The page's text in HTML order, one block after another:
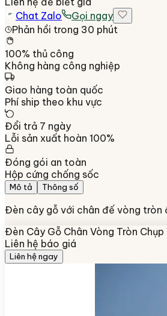
Chat Zalo
Gọi ngay
Phản hồi trong 30 phút
100% thủ công
Không hàng công nghiệp
Giao hàng toàn quốc
Phí ship theo khu vực
Đổi trả 7 ngày
Lỗi sản xuất hoàn 100%
Đóng gói an toàn
Hộp cứng chống sốc
Mô tả Thông số
Đèn cây gỗ với chân đế vòng tròn
Đèn Cây Gỗ Chân Vòng Tròn Chụp
Liên hệ báo giá
Liên hệ ngay